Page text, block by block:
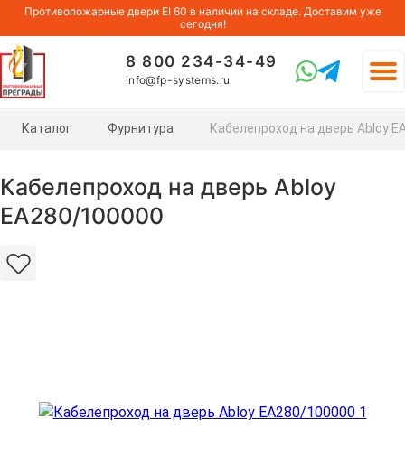
Противопожарные двери EI 60 в наличии на складе. Доставим уже
сегодня!
info@fp-systems.ru
8 800 234-34-49
Каталог Фурнитура Кабелепроход на дверь Abloy
Кабелепроход на дверь Abloy
EA280/100000